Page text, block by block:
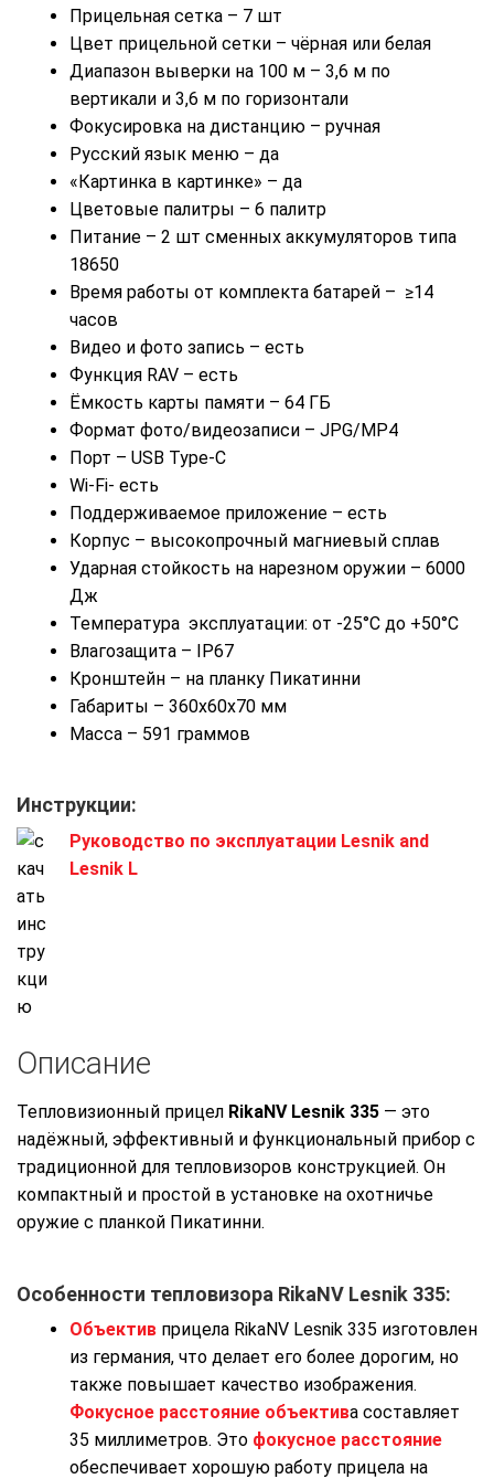
Прицельная сетка – 7 шт
Цвет прицельной сетки – чёрная или белая
Диапазон выверки на 100 м – 3,6 м по
вертикали и 3,6 м по горизонтали
Фокусировка на дистанцию – ручная
Русский язык меню – да
«Картинка в картинке» – да
Цветовые палитры – 6 палитр
Питание – 2 шт сменных аккумуляторов типа
18650
Время работы от комплекта батарей – ≥14
часов
Видео и фото запись – есть
Функция RAV – есть
Ёмкость карты памяти – 64 ГБ
Формат фото/видеозаписи – JPG/MP4
Порт – USB Type-C
Wi-Fi- есть
Поддерживаемое приложение – есть
Корпус – высокопрочный магниевый сплав
Ударная стойкость на нарезном оружии – 6000
Дж
Температура эксплуатации: от -25°C до +50°C
Влагозащита – IP67
Кронштейн – на планку Пикатинни
Габариты – 360х60х70 мм
Масса – 591 граммов
Инструкции:
Руководство по эксплуатации Lesnik and
Lesnik L
Описание
Тепловизионный прицел RikaNV Lesnik 335 — это
надёжный, эффективный и функциональный прибор с
традиционной для тепловизоров конструкцией. Он
компактный и простой в установке на охотничье
оружие с планкой Пикатинни.
Особенности тепловизора RikaNV Lesnik 335:
Объектив прицела RikaNV Lesnik 335 изготовлен
из германия, что делает его более дорогим, но
также повышает качество изображения.
Фокусное расстояние объектива составляет
35 миллиметров. Это фокусное расстояние
обеспечивает хорошую работу прицела на